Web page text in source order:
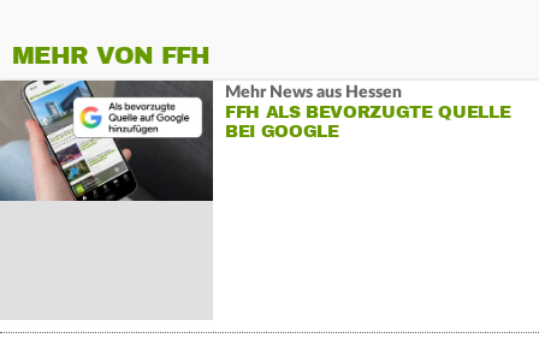
MEHR VON FFH
Mehr News aus Hessen
FFH ALS BEVORZUGTE QUELLE
BEI GOOGLE